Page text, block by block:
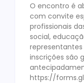
O encontro é
com convite
profissionais
social,
representantes
inscrições são
https://